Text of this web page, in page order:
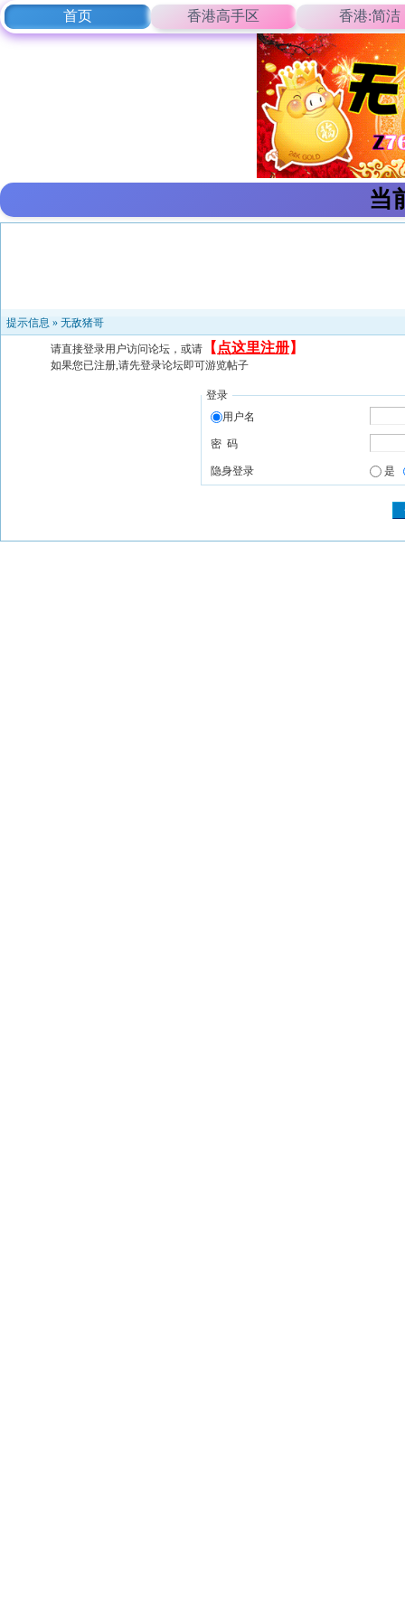
首页 香港高手区 香港:简洁
当
提示信息 » 无敌猪哥
请直接登录用户访问论坛，或请 【 点这里注册】
如果您已注册,请先登录论坛即可游览帖子
登录
用户名
密 码
隐身登录 是